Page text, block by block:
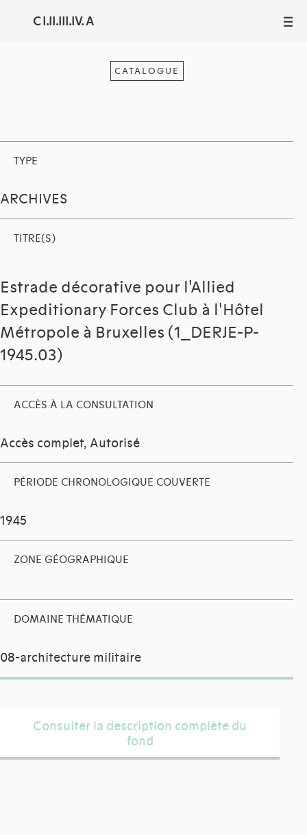
C I.II.III.IV. A III
CATALOGUE
TYPE
ARCHIVES
TITRE(S)
Estrade décorative pour l'Allied
Expeditionary Forces Club à l'Hôtel
Métropole à Bruxelles (1_DERJE-P-
1945.03)
ACCÈS À LA CONSULTATION
Accès complet, Autorisé
PÉRIODE CHRONOLOGIQUE COUVERTE
1945
ZONE GÉOGRAPHIQUE
DOMAINE THÉMATIQUE
08-architecture militaire
Consulter la description complète du
fond